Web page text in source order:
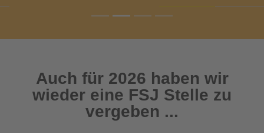
Auch für 2026 haben wir
wieder eine FSJ Stelle zu
vergeben ...